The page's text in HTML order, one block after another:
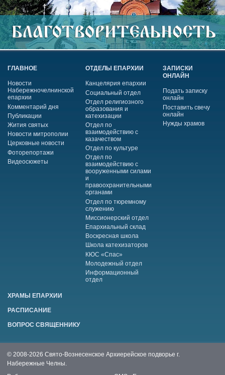
ГЛАВНОЕ
Новости
Набережночелнинской
епархии
Комментарий дня
Публикации
Жития святых
Новости митрополии
Церковные новости
Фоторепортажи
Видеосюжеты
ОТДЕЛЫ ЕПАРХИИ
Канцелярия епархии
Социальный отдел
Отдел религиозного
образования и
катехизации
Отдел по
взаимодействию с
казачеством
Отдел по культуре
Отдел по
взаимодействию с
вооруженными силами
и
правоохранительными
органами
Отдел по тюремному
служению
Миссионерский отдел
Епархиальный склад
Воскресная школа
Школа катехизаторов
КЮС «Спас»
Молодежный отдел
Информационный
отдел
ЗАПИСКИ
ОНЛАЙН
Подать записку
онлайн
Поставить свечу
онлайн
Нужды храмов
ХРАМЫ ЕПАРХИИ
РАСПИСАНИЕ
ВОПРОС СВЯЩЕННИКУ
© 2008-2026 Свято-Вознесенское Архиерейское подворье г.
Набережные Челны.